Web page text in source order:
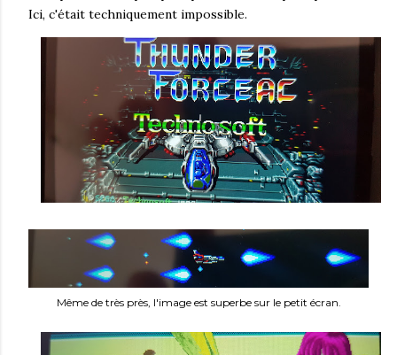
Ici, c'était techniquement impossible.
Même de très près, l'image est superbe sur le petit écran.